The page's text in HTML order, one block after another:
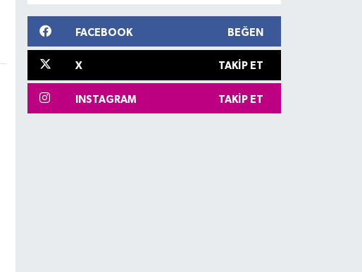
FACEBOOK BEĞEN
X TAKIP ET
INSTAGRAM TAKIP ET